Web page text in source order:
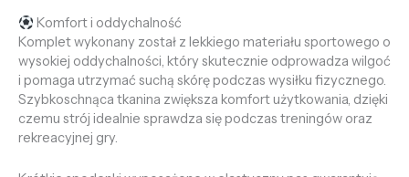
Komfort i oddychalność
Komplet wykonany został z lekkiego materiału sportowego o
wysokiej oddychalności, który skutecznie odprowadza wilgoć
i pomaga utrzymać suchą skórę podczas wysiłku fizycznego.
Szybkoschnąca tkanina zwiększa komfort użytkowania, dzięki
czemu strój idealnie sprawdza się podczas treningów oraz
rekreacyjnej gry.